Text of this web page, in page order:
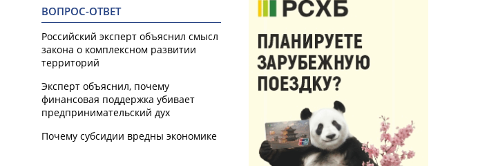
ВОПРОС-ОТВЕТ
Российский эксперт объяснил смысл
закона о комплексном развитии
территорий
Эксперт объяснил, почему
финансовая поддержка убивает
предпринимательский дух
Почему субсидии вредны экономике